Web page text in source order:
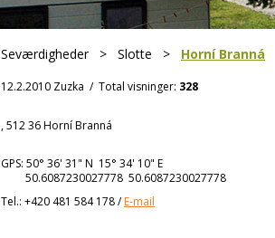
Seværdigheder> Slotte > Horní Branná
12.2.2010 Zuzka / Total visninger: 328
, 512 36 Horní Branná
GPS: 50° 36' 31" N 15° 34' 10" E
50.6087230027778 50.6087230027778
Tel.: +420 481 584 178/E-mail